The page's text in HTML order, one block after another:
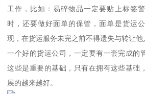
工作，比如：易碎物品一定要贴上标签
时，还要做好面单的保管，面单是货运
现，在货运服务未完之前不得遗失与转让他
一个好的货运公司，一定要有一套完成的
这些是重要的基础，只有在拥有这些基础
展的越来越好。